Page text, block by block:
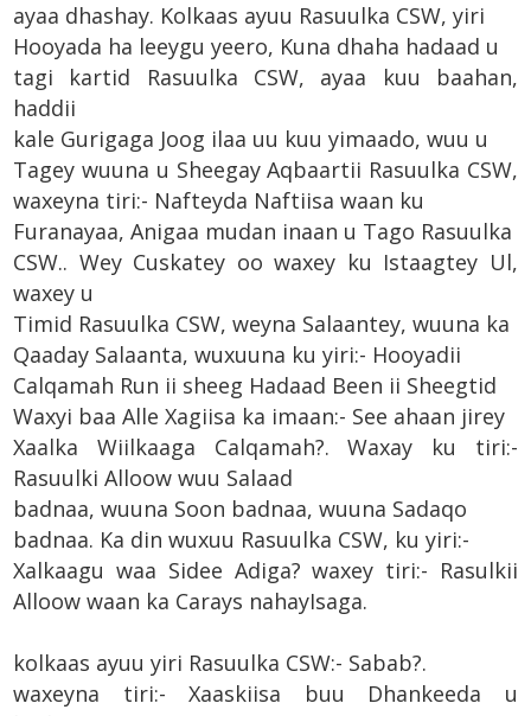
ayaa dhashay. Kolkaas ayuu Rasuulka CSW, yiri
Hooyada ha leeygu yeero, Kuna dhaha hadaad u
tagi kartid Rasuulka CSW, ayaa kuu baahan,
haddii
kale Gurigaga Joog ilaa uu kuu yimaado, wuu u
Tagey wuuna u Sheegay Aqbaartii Rasuulka CSW,
waxeyna tiri:- Nafteyda Naftiisa waan ku
Furanayaa, Anigaa mudan inaan u Tago Rasuulka
CSW.. Wey Cuskatey oo waxey ku Istaagtey Ul,
waxey u
Timid Rasuulka CSW, weyna Salaantey, wuuna ka
Qaaday Salaanta, wuxuuna ku yiri:- Hooyadii
Calqamah Run ii sheeg Hadaad Been ii Sheegtid
Waxyi baa Alle Xagiisa ka imaan:- See ahaan jirey
Xaalka Wiilkaaga Calqamah?. Waxay ku tiri:-
Rasuulki Alloow wuu Salaad
badnaa, wuuna Soon badnaa, wuuna Sadaqo
badnaa. Ka din wuxuu Rasuulka CSW, ku yiri:-
Xalkaagu waa Sidee Adiga? waxey tiri:- Rasulkii
Alloow waan ka Carays nahayIsaga.
kolkaas ayuu yiri Rasuulka CSW:- Sabab?.
waxeyna tiri:- Xaaskiisa buu Dhankeeda u